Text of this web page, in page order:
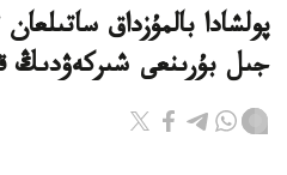
جىل بۇرىنعى شىركەۋدىڭ